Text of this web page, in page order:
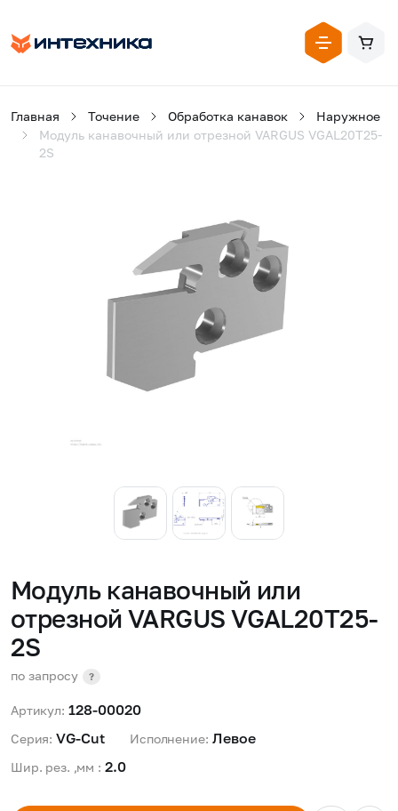
Главная Точение Обработка канавок
Наружное
Модуль канавочный или отрезной VARGUS VGAL20T25-
2S
Модуль канавочный или
отрезной VARGUS VGAL20T25-
2S
по запросу ?
Артикул: 128-00020
Серия: VG-Cut Исполнение: Левое
Шир. рез. ,мм : 2.0